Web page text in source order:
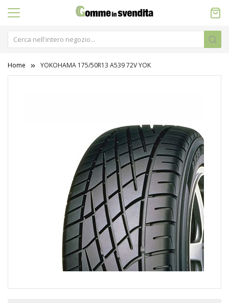
Home YOKOHAMA 175/50R13 A539 72V YOK